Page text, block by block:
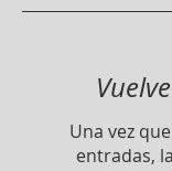
Una vez
entradas,